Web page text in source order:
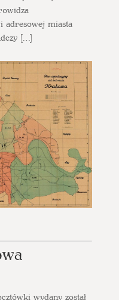
adresowej miasta
[…]
wydany został